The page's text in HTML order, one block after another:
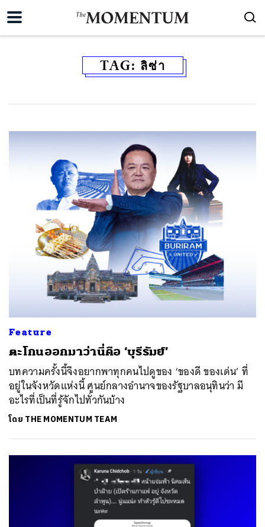
TAG: ลิซ่า
Feature
ตะโกนออกมาว่านี่คือ ‘บุรีรัมย์’
บทความครั้งนี้จึงอยากพาทุกคนไปดูของ ‘ของดี ของเด่น’ ที่
อยู่ในจังหวัดแห่งนี้ ศูนย์กลางอำนาจของรัฐบาลอนุทินว่า มี
อะไรที่เป็นที่รู้จักไปทั่วกันบ้าง
โดย THE MOMENTUM TEAM